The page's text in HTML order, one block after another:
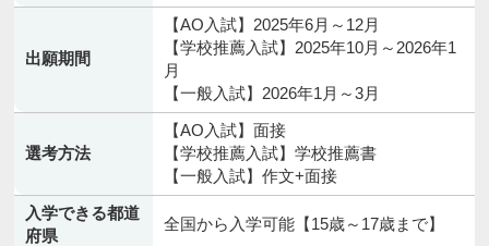
出願期間
【AO入試】2025年6月～12月
【学校推薦入試】2025年10月～2026年1
月
【一般入試】2026年1月～3月
選考方法
【AO入試】面接
【学校推薦入試】学校推薦書
【一般入試】作文+面接
入学できる都道
府県
全国から入学可能【15歳～17歳まで】